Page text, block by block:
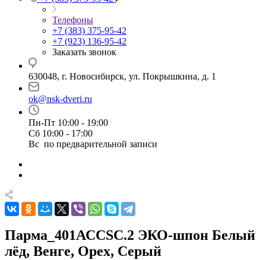
Телефоны
+7 (383) 375-95-42
+7 (923) 136-95-42
Заказать звонок
630048, г. Новосибирск, ул. Покрышкина, д. 1
ok@nsk-dveri.ru
Пн-Пт 10:00 - 19:00
Сб 10:00 - 17:00
Вс по предварительной записи
Парма_401АССSC.2 ЭКО-шпон Белый
лёд, Венге, Орех, Серый